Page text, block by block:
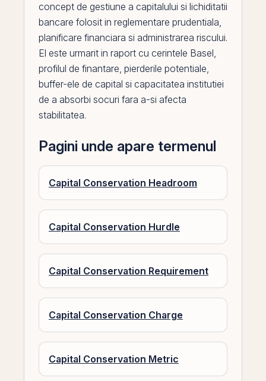
concept de gestiune a capitalului si lichiditatii
bancare folosit in reglementare prudentiala,
planificare financiara si administrarea riscului.
El este urmarit in raport cu cerintele Basel,
profilul de finantare, pierderile potentiale,
buffer-ele de capital si capacitatea institutiei
de a absorbi socuri fara a-si afecta
stabilitatea.
Pagini unde apare termenul
Capital Conservation Headroom
Capital Conservation Hurdle
Capital Conservation Requirement
Capital Conservation Charge
Capital Conservation Metric